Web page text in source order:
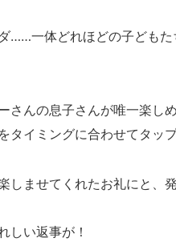
……一体どれほどの子どもた
さんの息子さんが唯一楽し
タイミングに合わせてタッ
しませてくれたお礼にと、
しい返事が！